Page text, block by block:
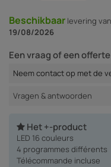
Beschikbaar levering
19/08/2026
Een vraag of een
Neem contact op met de
Vragen & antwoorden
Het +-product
LED 16 couleurs
4 programmes différents
Télécommande incluse